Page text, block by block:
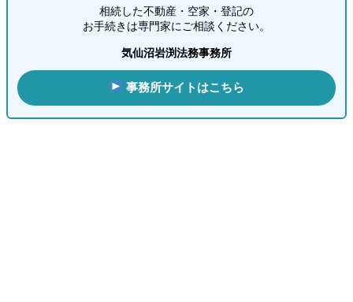
相続した不動産・空家・登記の
お手続きは専門家にご相談ください。
気仙沼岩渕法務事務所
事務所サイトはこちら